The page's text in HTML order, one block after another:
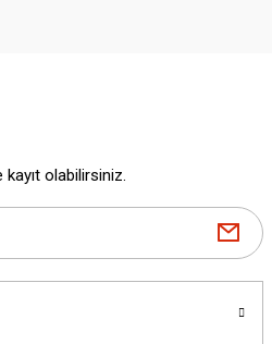
olmalı.
olabilirsiniz.